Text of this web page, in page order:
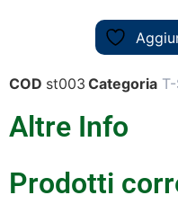
COD st003 Categoria
Altre Info
Prodotti